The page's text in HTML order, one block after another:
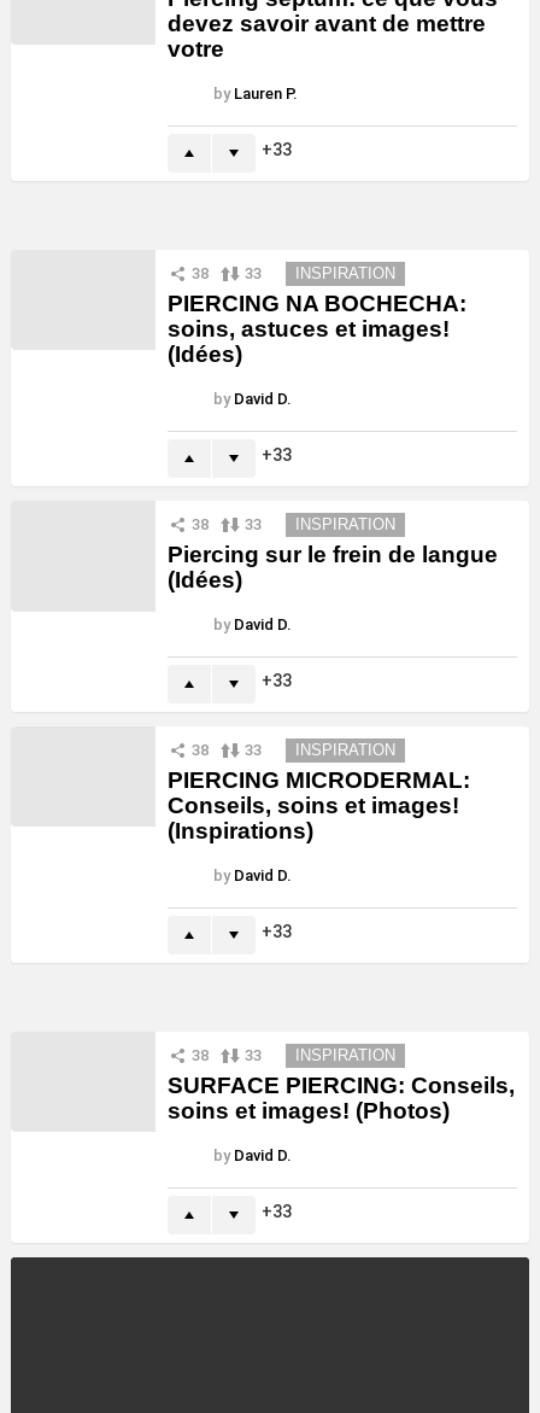
devez savoir avant de mettre
votre
by Lauren P.
33
38 33 INSPIRATION
PIERCING NA BOCHECHA:
soins, astuces et images!
(Idées)
by David D.
33
38 33 INSPIRATION
Piercing sur le frein de langue
(Idées)
by David D.
33
38 33 INSPIRATION
PIERCING MICRODERMAL:
Conseils, soins et images!
(Inspirations)
by David D.
33
38 33 INSPIRATION
SURFACE PIERCING: Conseils,
soins et images! (Photos)
by David D.
33